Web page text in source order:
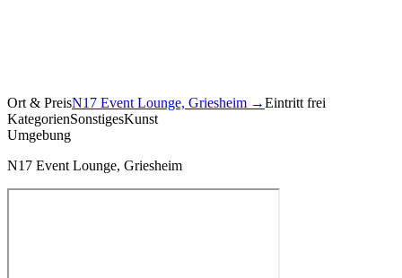
Ort & PreisN17 Event Lounge, Griesheim →Eintritt frei
KategorienSonstigesKunst
Umgebung
N17 Event Lounge, Griesheim